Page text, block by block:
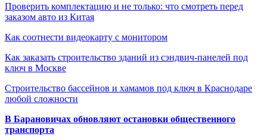
Проверить комплектацию и не только: что смотреть перед
заказом авто из Китая
Как соотнести видеокарту с монитором
Как заказать строительство зданий из сэндвич-панелей под
ключ в Москве
Строительство бассейнов и хамамов под ключ в Краснодаре
любой сложности
В Барановичах обновляют остановки общественного
транспорта